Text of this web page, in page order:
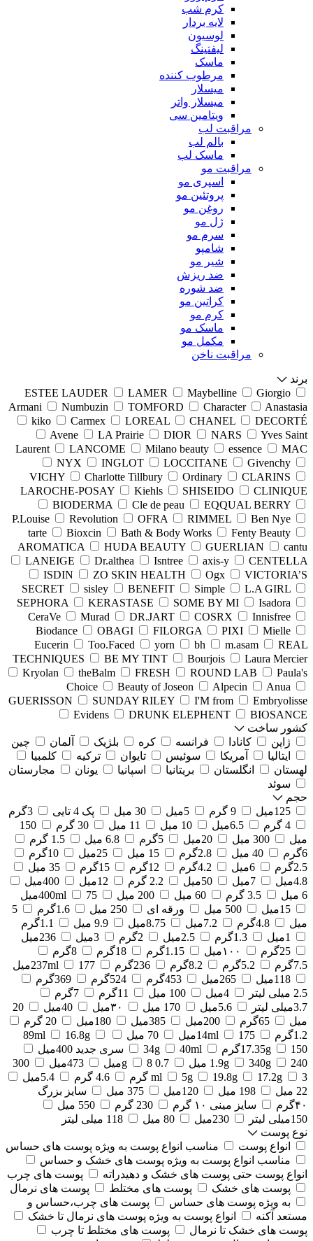
کرم شب
لایه بردار
لوسیون
لیفتینگ
ماسک
مرطوب کننده
میسلار
میسلار واتر
ویتامین سی
مراقبت لب
بالم لب
ماسک لب
مراقبت مو
اسپری مو
پروتئین مو
روغن مو
ژل مو
سرم مو
شامپو
شیر مو
ضد ریزش
ضد شوره
کراتین مو
کرم مو
ماسک مو
مکمل مو
مراقبت ناخن
برند
ESTEE LAUDER
LAMER Maybelline
Giorgio
Armani
Numbuzin TOMFORD Character
Anastasia
kiko
Carmex LOREAL CHANEL
DECORTÉ
Avene
LA Prairie DIOR NARS
Yves Saint
Laurent
LANCOME Milano beauty essence
MAC
NYX
INGLOT LOCCITANE
Givenchy
VICHY
Charlotte Tillbury Ordinary
CLARINS
LAROCHE-POSAY
Kiehls SHISEIDO
CLINIQUE
BIODERMA
Cle de peau
EQQUAL BERRY
P.Louise
Revolution OFRA RIMMEL
Ben Nye
tarte
Bioxcin Bath & Body Works
Fenty Beauty
AROMATICA
HUDA BEAUTY GUERLIAN
cantu
LANEIGE
Dr.althea Isntree axis-y
CENTELLA
ISDIN
ZO SKIN HEALTH Ogx
VICTORIA’S
SECRET
sisley BENEFIT Simple
L.A GIRL
SEPHORA
KERASTASE SOME BY MI
Isadora
CeraVe
Murad DR.JART COSRX
Innisfree
Biodance
OBAGI FILORGA PIXI
Mielle
Eucerin
Too.Faced yorn bh m.asam
REAL
TECHNIQUES
BE MY TINT Bourjois
Laura Mercier
Kryolan
theBalm FRESH ROUND LAB
Paula's
Choice
Beauty of Joseon Alpecin
Anua
GUERISSON
SUNDAY RILEY I'M from
Embryolisse
Evidens
DRUNK ELEPHENT
BIOSANCE
کشور ساخت
ژاپن
کانادا فرانسه کره بلژیک آلمان
چین
ایتالیا
آمریکا سوئیس تایوان ترکیه
کلمبیا
لهستان
انگلستان بریتانیا اسپانیا یونان
مجارستان
سوئد
حجم
125میل
9 گرم 5میل 30 میل پک 4 تایی
3گرم
4 گرم
6.5میل 10 میل 11 میل 30 گرم
150
میل
300 میل 20میل 5گرم 6.8 میل
1.5 گرم
6گرم
40 میل 2.8گرم 15 میل 25میل
10گرم
2.5گرم
6میل 4.2گرم 12گرم 15گرم
35 میل
4.8میل
7میل 50میل 2.2 گرم 12میل
400میل
6 میل
3.5 گرم 60 میل 200 میل 400ml
75میل
15میل
500 میل ورقه ای 250 میل 1.6گرم
5
میل
4.8گرم 7.2میل 8.75میل 9.9 میل
1.1گرم
1میل
1.3گرم 2.5میل 2گرم 3میل
236میل
25گرم
۱۰۰میل 1.15گرم 18گرم
8گرم
7.5گرم
5.2گرم 8.2گرم 236گرم 237ml
177میل
118میل
265میل 453گرم 524گرم
369گرم
2.5 میلی لیتر
4میل 100 میل 11گرم
7گرم
3.7میلی لیتر
5.6میل 170 میل ۳۰میل 40میل
20
میل
65گرم 200میل 385میل 180میل
20 گرم
1.2گرم
14ml 175میل 70 میل 89ml
16.8g
17.35g
150گرم 34g 40ml
سری جدید 400میل
1.9g
340g 240 میل 0.7 g 8میل 473میل
300
ml
5g 19.8g 17.2g 3 گرم 4.6 گرم
5.4میل
22 میل
198 میل 120میل 375 میل
سایز بزرگ
۴۰گرم
سایز مینی ۱۰ گرم 230 گرم
550 میل
150میلی لیتر
230میل 80 میل
118 میلی لیتر
نوع پوست
انواع پوست
مناسب انواع پوست به ویژه پوست های حساس
مناسب انواع پوست به ویژه پوست های خشک و حساس
انواع پوست حتی پوست های خشک و دهیدراته
پوست های چرب
پوست های خشک
پوست های مختلط
پوست های نرمال
به ویژه پوست های حساس
پوست های چرب،حساس و
مستعد آکنه
انواع پوست به ویژه پوست های نرمال تا خشک
پوست های خشک تا نرمال
پوست های مختلط تا چرب